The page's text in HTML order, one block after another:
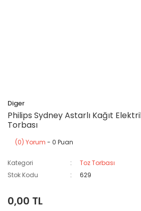
Diger
Philips Sydney Astarlı Kağıt
Torbası
(0) Yorum - 0 Puan
Kategori
Toz Torbası
Stok Kodu
629
0,00 TL